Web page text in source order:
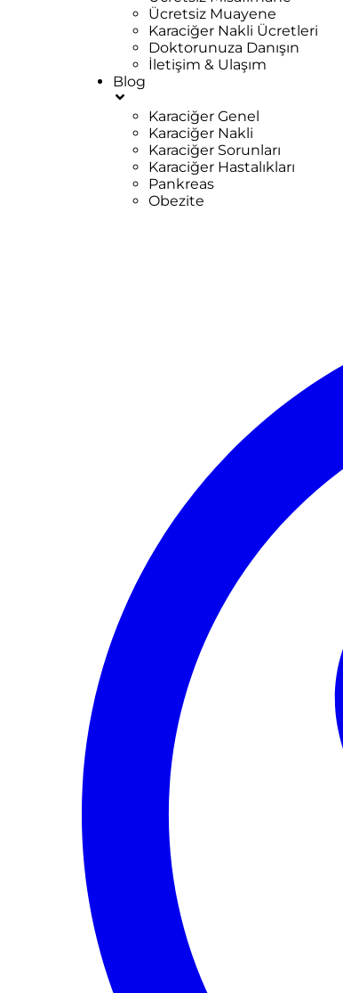
Ücretsiz Muayene
Karaciğer Nakli Ücretleri
Doktorunuza Danışın
İletişim & Ulaşım
Blog
Karaciğer Genel
Karaciğer Nakli
Karaciğer Sorunları
Karaciğer Hastalıkları
Pankreas
Obezite